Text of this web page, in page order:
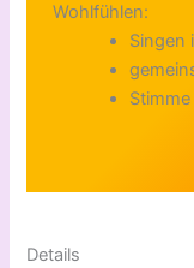
Wohlfühlen:
Singen
Details